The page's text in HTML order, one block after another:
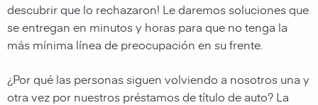
descubrir que lo rechazaron! Le daremos soluciones que
se entregan en minutos y horas para que no tenga la
más mínima línea de preocupación en su frente.
¿Por qué las personas siguen volviendo a nosotros una y
otra vez por nuestros préstamos de título de auto? La